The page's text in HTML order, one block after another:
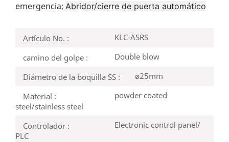
emergencia; Abridor/cierre de puerta automático
Artículo No. :
KLC-ASRS
camino del golpe :
Double blow
Diámetro de la boquilla SS :
ø25mm
Material :
powder coated
steel/stainless steel
Controlador :
Electronic control panel/
PLC